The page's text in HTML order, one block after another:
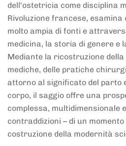
dell'ostetricia come disciplina
Rivoluzione francese,
molto ampia di fonti e
medicina, la storia di genere e
Mediante la ricostruzione
mediche, delle pratiche
attorno al significato del parto
corpo, il saggio offre una
complessa, multidimensionale
contraddizioni – di un
costruzione della modernità